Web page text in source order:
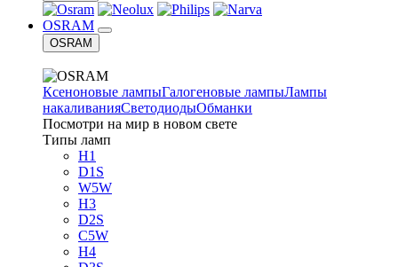
OSRAM
OSRAM
Ксеноновые лампыГалогеновые лампыЛампы
накаливанияСветодиодыОбманки
Посмотри на мир в новом свете
Типы ламп
H1
D1S
W5W
H3
D2S
C5W
H4